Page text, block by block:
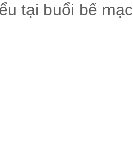
tại buổi bế mạc